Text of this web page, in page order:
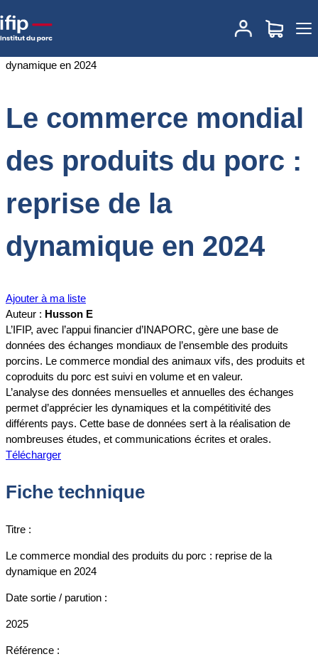
Accueil
Le commerce mondial des produits du
porc : reprise de la dynamique en 2024
Le commerce mondial
des produits du porc :
reprise de la
dynamique en 2024
Ajouter à ma liste
Auteur : Husson E
L’IFIP, avec l’appui financier d’INAPORC, gère une base de
données des échanges mondiaux de l’ensemble des produits
porcins. Le commerce mondial des animaux vifs, des produits et
coproduits du porc est suivi en volume et en valeur.
L’analyse des données mensuelles et annuelles des échanges
permet d’apprécier les dynamiques et la compétitivité des
différents pays. Cette base de données sert à la réalisation de
nombreuses études, et communications écrites et orales.
Télécharger
Fiche technique
Titre :
Le commerce mondial des produits du porc : reprise de la
dynamique en 2024
Date sortie / parution :
2025
Référence :